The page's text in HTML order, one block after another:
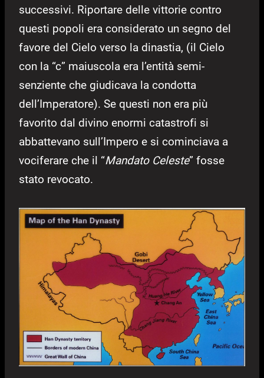
successivi. Riportare delle vittorie contro
questi popoli era considerato un segno del
favore del Cielo verso la dinastia, (il Cielo
con la “c” maiuscola era l’entità semi-
senziente che giudicava la condotta
dell’Imperatore). Se questi non era più
favorito dal divino enormi catastrofi si
abbattevano sull’Impero e si cominciava a
vociferare che il “Mandato Celeste” fosse
stato revocato.